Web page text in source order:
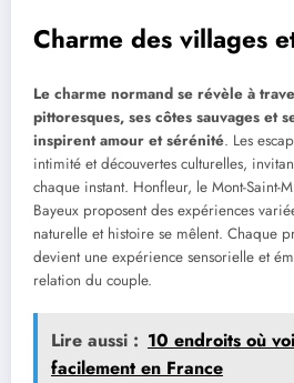
Charme des villages
Le charme normand se révèle à
pittoresques, ses côtes sauvages et
inspirent amour et sérénité. Les
intimité et découvertes culturelles,
chaque instant. Honfleur, le Mont-Saint-
Bayeux proposent des expériences
naturelle et histoire se mêlent. Chaque
devient une expérience sensorielle et
relation du couple.
Lire aussi : 10 endroits où
facilement en France